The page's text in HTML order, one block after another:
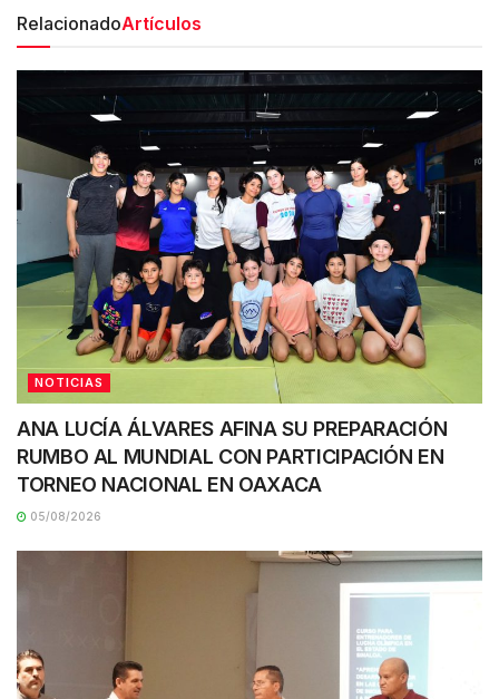
RelacionadoArtículos
NOTICIAS
ANA LUCÍA ÁLVARES AFINA SU PREPARACIÓN
RUMBO AL MUNDIAL CON PARTICIPACIÓN EN
TORNEO NACIONAL EN OAXACA
05/08/2026